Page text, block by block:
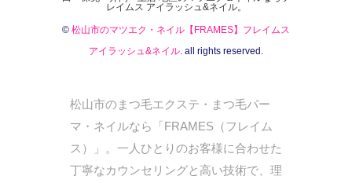
レイムス アイラッシュ&ネイル。
© 松山市のマツエク・ネイル【FRAMES】フレイムス
アイラッシュ&ネイル. all rights reserved.
松山市のまつ毛エクステ・まつ毛パー
マ・ネイルなら「FRAMES（フレイム
ス）」。一人ひとりのお客様に合わせた
丁寧なカウンセリングと高い技術で、理